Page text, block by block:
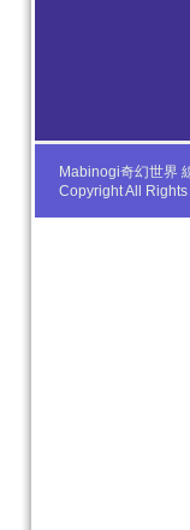
Mabinogi奇幻世界
Copyright All